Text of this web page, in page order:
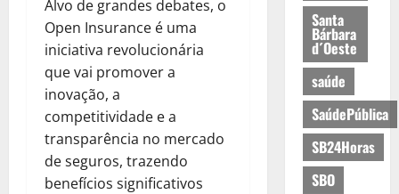
Alvo de grandes debates, o
Open Insurance é uma
iniciativa revolucionária
que vai promover a
inovação, a
competitividade e a
transparência no mercado
de seguros, trazendo
benefícios significativos
Santa
Bárbara
d´Oeste
saúde
SaúdePública
SB24Horas
SBO